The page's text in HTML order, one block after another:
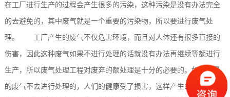
在工厂进行生产的过程会产生很多的污染，这种污染是没有办法完全
的去避免的，其中废气就是一个重要的污染物，所以要进行废气处
理。 工厂产生的废气不仅危害环境，而且对人体还有很多直接的
伤害，因此这种废气如果不进行处理的话就没有办法再继续等额进行
生产，所以废气处理工程对废弃的额处理是十分的必要的。如果大量
的废气不去进行处理的，人们的健康受了损害，这样产生的严重后果